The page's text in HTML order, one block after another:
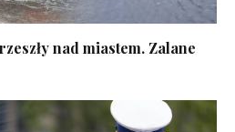
nad miastem. Zalane